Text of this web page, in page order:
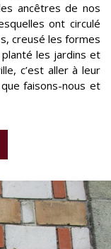
ancêtres de nos
ont circulé
creusé les formes
les jardins et
c’est aller à leur
faisons-nous et